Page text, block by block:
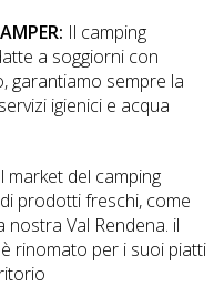
Il camping
a soggiorni con
garantiamo sempre la
igienici e acqua
market del camping
prodotti freschi, come
nostra Val Rendena. il
rinomato per i suoi piatti